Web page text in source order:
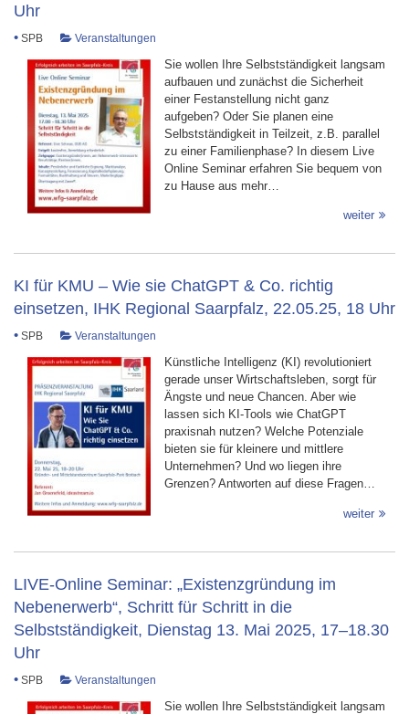
Uhr
• SPB Veranstaltungen
Sie wollen Ihre Selbstständigkeit langsam
aufbauen und zunächst die Sicherheit
einer Festanstellung nicht ganz
aufgeben? Oder Sie planen eine
Selbstständigkeit in Teilzeit, z.B. parallel
zu einer Familienphase? In diesem Live
Online Seminar erfahren Sie bequem von
zu Hause aus mehr…
weiter
KI für KMU – Wie sie ChatGPT & Co. richtig
einsetzen, IHK Regional Saarpfalz, 22.05.25, 18 Uhr
• SPB Veranstaltungen
Künstliche Intelligenz (KI) revolutioniert
gerade unser Wirtschaftsleben, sorgt für
Ängste und neue Chancen. Aber wie
lassen sich KI-Tools wie ChatGPT
praxisnah nutzen? Welche Potenziale
bieten sie für kleinere und mittlere
Unternehmen? Und wo liegen ihre
Grenzen? Antworten auf diese Fragen…
weiter
LIVE-Online Seminar: „Existenzgründung im
Nebenerwerb“, Schritt für Schritt in die
Selbstständigkeit, Dienstag 13. Mai 2025, 17–18.30
Uhr
• SPB Veranstaltungen
Sie wollen Ihre Selbstständigkeit langsam